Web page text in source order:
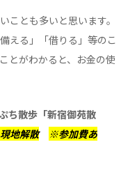
ことも多いと思います。
える」「借りる」等のこ
とがわかると、お金の使
ち散歩「新宿御苑散
地解散
※参加費あ